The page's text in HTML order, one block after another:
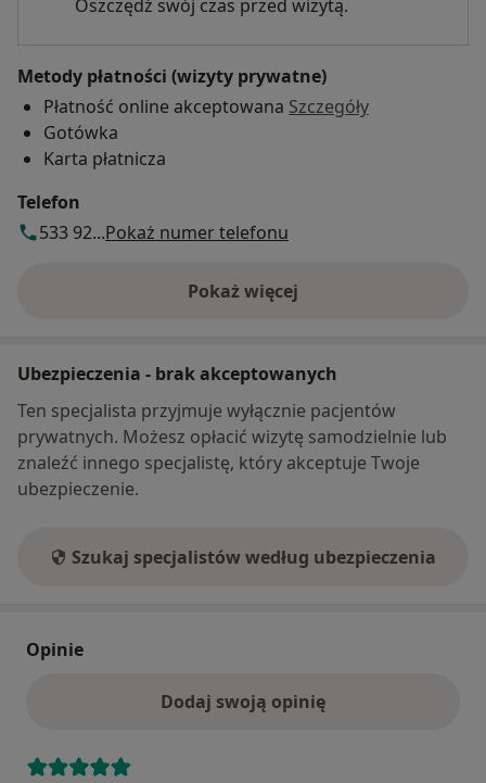
Oszczędź swój czas przed wizytą.
Metody płatności (wizyty prywatne)
Płatność online akceptowana Szczegóły
Gotówka
Karta płatnicza
Telefon
533 92...Pokaż numer telefonu
Pokaż więcej
o adresie
Ubezpieczenia - brak akceptowanych
Ten specjalista przyjmuje wyłącznie pacjentów
prywatnych. Możesz opłacić wizytę samodzielnie lub
znaleźć innego specjalistę, który akceptuje Twoje
ubezpieczenie.
Szukaj specjalistów według ubezpieczenia
Opinie
Dodaj swoją opinię